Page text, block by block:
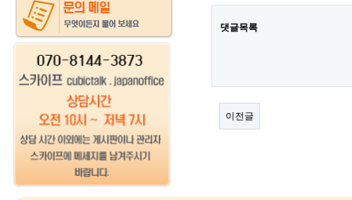
댓글목록
이전글